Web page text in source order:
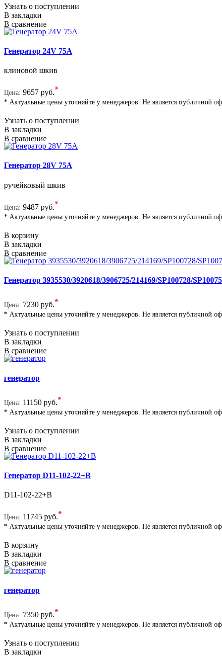
Узнать о поступлении
В закладки
В сравнение
Генератор 24V 75A
клиновой шкив
Цена: 9657 руб.*
* Актуальные цены уточняйте у менеджеров. Не является публичной
Узнать о поступлении
В закладки
В сравнение
Генератор 28V 75A
ручейковый шкив
Цена: 9487 руб.*
* Актуальные цены уточняйте у менеджеров. Не является публичной
В корзину
В закладки
В сравнение
Генератор 3935530/3920618/3906725/214169/SP100728/
Цена: 7230 руб.*
* Актуальные цены уточняйте у менеджеров. Не является публичной
Узнать о поступлении
В закладки
В сравнение
генератор
Цена: 11150 руб.*
* Актуальные цены уточняйте у менеджеров. Не является публичной
Узнать о поступлении
В закладки
В сравнение
Генератор D11-102-22+B
D11-102-22+B
Цена: 11745 руб.*
* Актуальные цены уточняйте у менеджеров. Не является публичной
В корзину
В закладки
В сравнение
генератор
Цена: 7350 руб.*
* Актуальные цены уточняйте у менеджеров. Не является публичной
Узнать о поступлении
В закладки